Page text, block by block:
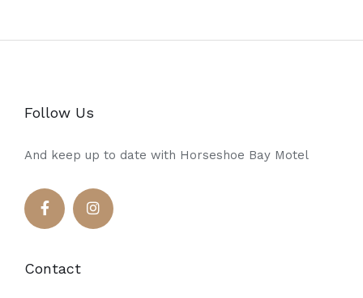
Follow Us
And keep up to date with Horseshoe Bay Motel
Contact